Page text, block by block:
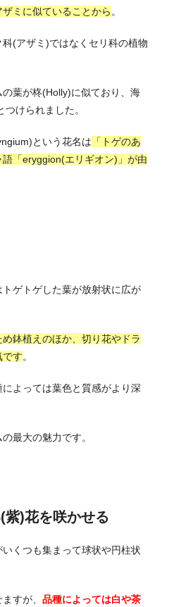
ミに似ていることから 。
(アザミ)ではなくセリ科の植物
葉が柊(Holly)に似ており、海
けられました。
という花名は 「トゲのあ
「eryggion(エリギオン)」が由
ゲトゲした葉が放射状に広が
鉢植えのほか、切り花やドラ
です。
よっては葉色と質感がより深
最大の魅力です。
紫)花を咲かせる
くつも集まって球状や円柱状
すが、 品種によっては白や茶